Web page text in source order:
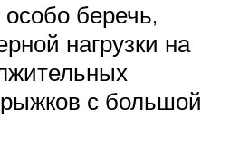
особо беречь,
нагрузки на
с большой